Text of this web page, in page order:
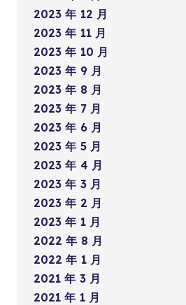
2023 年 12 月
2023 年 11 月
2023 年 10 月
2023 年 9 月
2023 年 8 月
2023 年 7 月
2023 年 6 月
2023 年 5 月
2023 年 4 月
2023 年 3 月
2023 年 2 月
2023 年 1 月
2022 年 8 月
2022 年 1 月
2021 年 3 月
2021 年 1 月